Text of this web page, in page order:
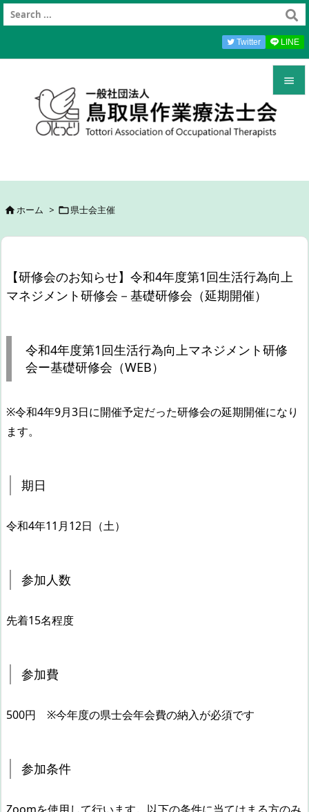


Twitter LINE
ホーム > 県士会主催
【研修会のお知らせ】令和4年度第1回生活行為向上
マネジメント研修会－基礎研修会（延期開催）
令和4年度第1回生活行為向上マネジメント研修
会ー基礎研修会（WEB）
※令和4年9月3日に開催予定だった研修会の延期開催になり
ます。
期日
令和4年11月12日（土）
参加人数
先着15名程度
参加費
500円 ※今年度の県士会年会費の納入が必須です
参加条件